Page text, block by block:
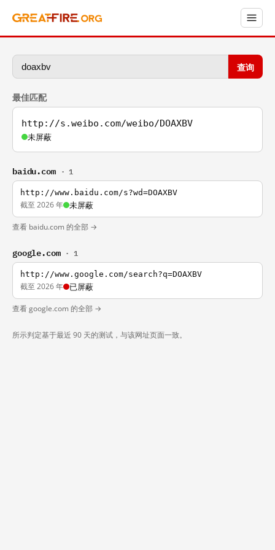
查询
最佳匹配
http://s.weibo.com/weibo/DOAXBV
未屏蔽
baidu.com · 1
http://www.baidu.com/s?wd=DOAXBV
截至 2026 年 未屏蔽
查看 baidu.com 的全部 →
google.com · 1
http://www.google.com/search?q=DOAXBV
截至 2026 年 已屏蔽
查看 google.com 的全部 →
所示判定基于最近 90 天的测试，与该网址页面一致。